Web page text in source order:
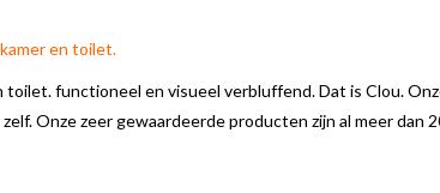
en toilet.
toilet. functioneel en visueel verbluffend. Dat is Clou.
Onze zeer gewaardeerde producten zijn al meer